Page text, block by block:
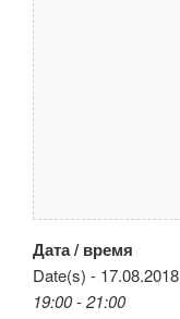
Дата / время
Date(s) - 17.08.2018
19:00 - 21:00